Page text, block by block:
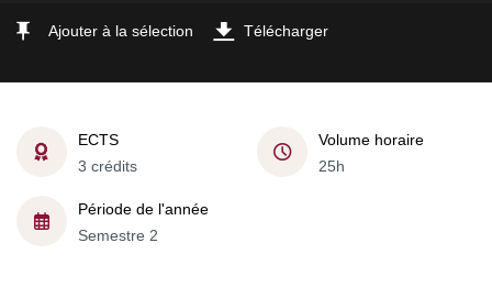
Ajouter à la sélection Télécharger
ECTS
3 crédits
Volume horaire
25h
Période de l'année
Semestre 2